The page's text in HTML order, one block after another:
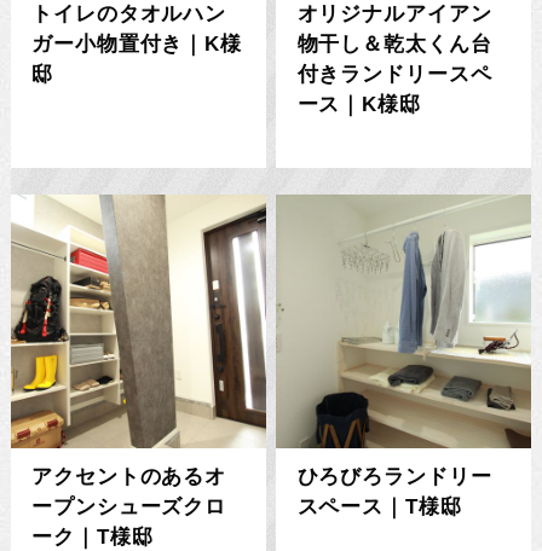
トイレのタオルハン
ガー小物置付き｜K様
邸
オリジナルアイアン
物干し＆乾太くん台
付きランドリースペ
ース｜K様邸
アクセントのあるオ
ープンシューズクロ
ーク｜T様邸
ひろびろランドリー
スペース｜T様邸